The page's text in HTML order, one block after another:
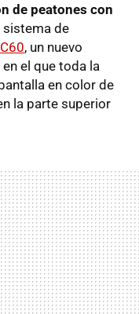
de peatones con
de
, un nuevo
el que toda la
en color de
la parte superior